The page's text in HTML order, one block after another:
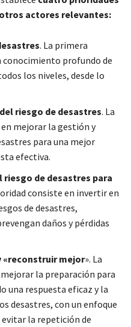
actores relevantes:
. La primera
profundo de
los niveles, desde lo
riesgo de desastres. La
mejorar la gestión y
para una mejor
efectiva.
de desastres para
consiste en invertir en
de desastres,
daños y pérdidas
«reconstruir mejor». La
la preparación para
una respuesta eficaz y la
desastres, con un enfoque
la repetición de